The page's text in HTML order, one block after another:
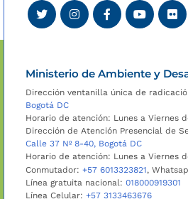
Ministerio de Ambiente y
Dirección ventanilla única de
Bogotá DC
Horario de atención: Lunes a Viernes
Dirección de Atención Presencial de
Calle 37 Nº 8-40, Bogotá DC
Horario de atención: Lunes a Viernes
Conmutador: +57 6013323821,
Línea gratuita nacional: 018000919301
Línea Celular: +57 3133463676